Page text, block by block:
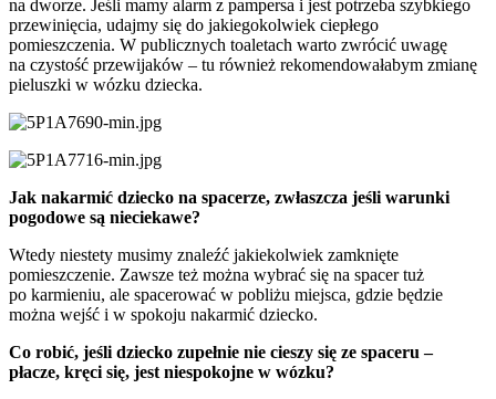
na dworze. Jeśli mamy alarm z pampersa i jest potrzeba szybkiego
przewinięcia, udajmy się do jakiegokolwiek ciepłego
pomieszczenia. W publicznych toaletach warto zwrócić uwagę
na czystość przewijaków – tu również rekomendowałabym zmianę
pieluszki w wózku dziecka.
Jak nakarmić dziecko na spacerze, zwłaszcza jeśli warunki
pogodowe są nieciekawe?
Wtedy niestety musimy znaleźć jakiekolwiek zamknięte
pomieszczenie. Zawsze też można wybrać się na spacer tuż
po karmieniu, ale spacerować w pobliżu miejsca, gdzie będzie
można wejść i w spokoju nakarmić dziecko.
Co robić, jeśli dziecko zupełnie nie cieszy się ze spaceru –
płacze, kręci się, jest niespokojne w wózku?